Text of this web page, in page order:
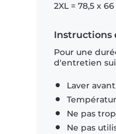
2XL = 78,5 x 66
Instructions
Pour une
d'entretien
Laver
Ne pas
Ne pas